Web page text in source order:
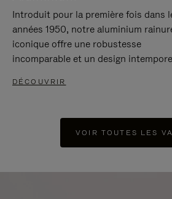
Introduit pour la première fois dans
années 1950, notre aluminium
iconique offre une robustesse
incomparable et un design
DÉCOUVRIR
VOIR TOUTES LES